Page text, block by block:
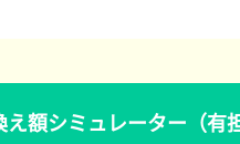
え額シミュレーター（有